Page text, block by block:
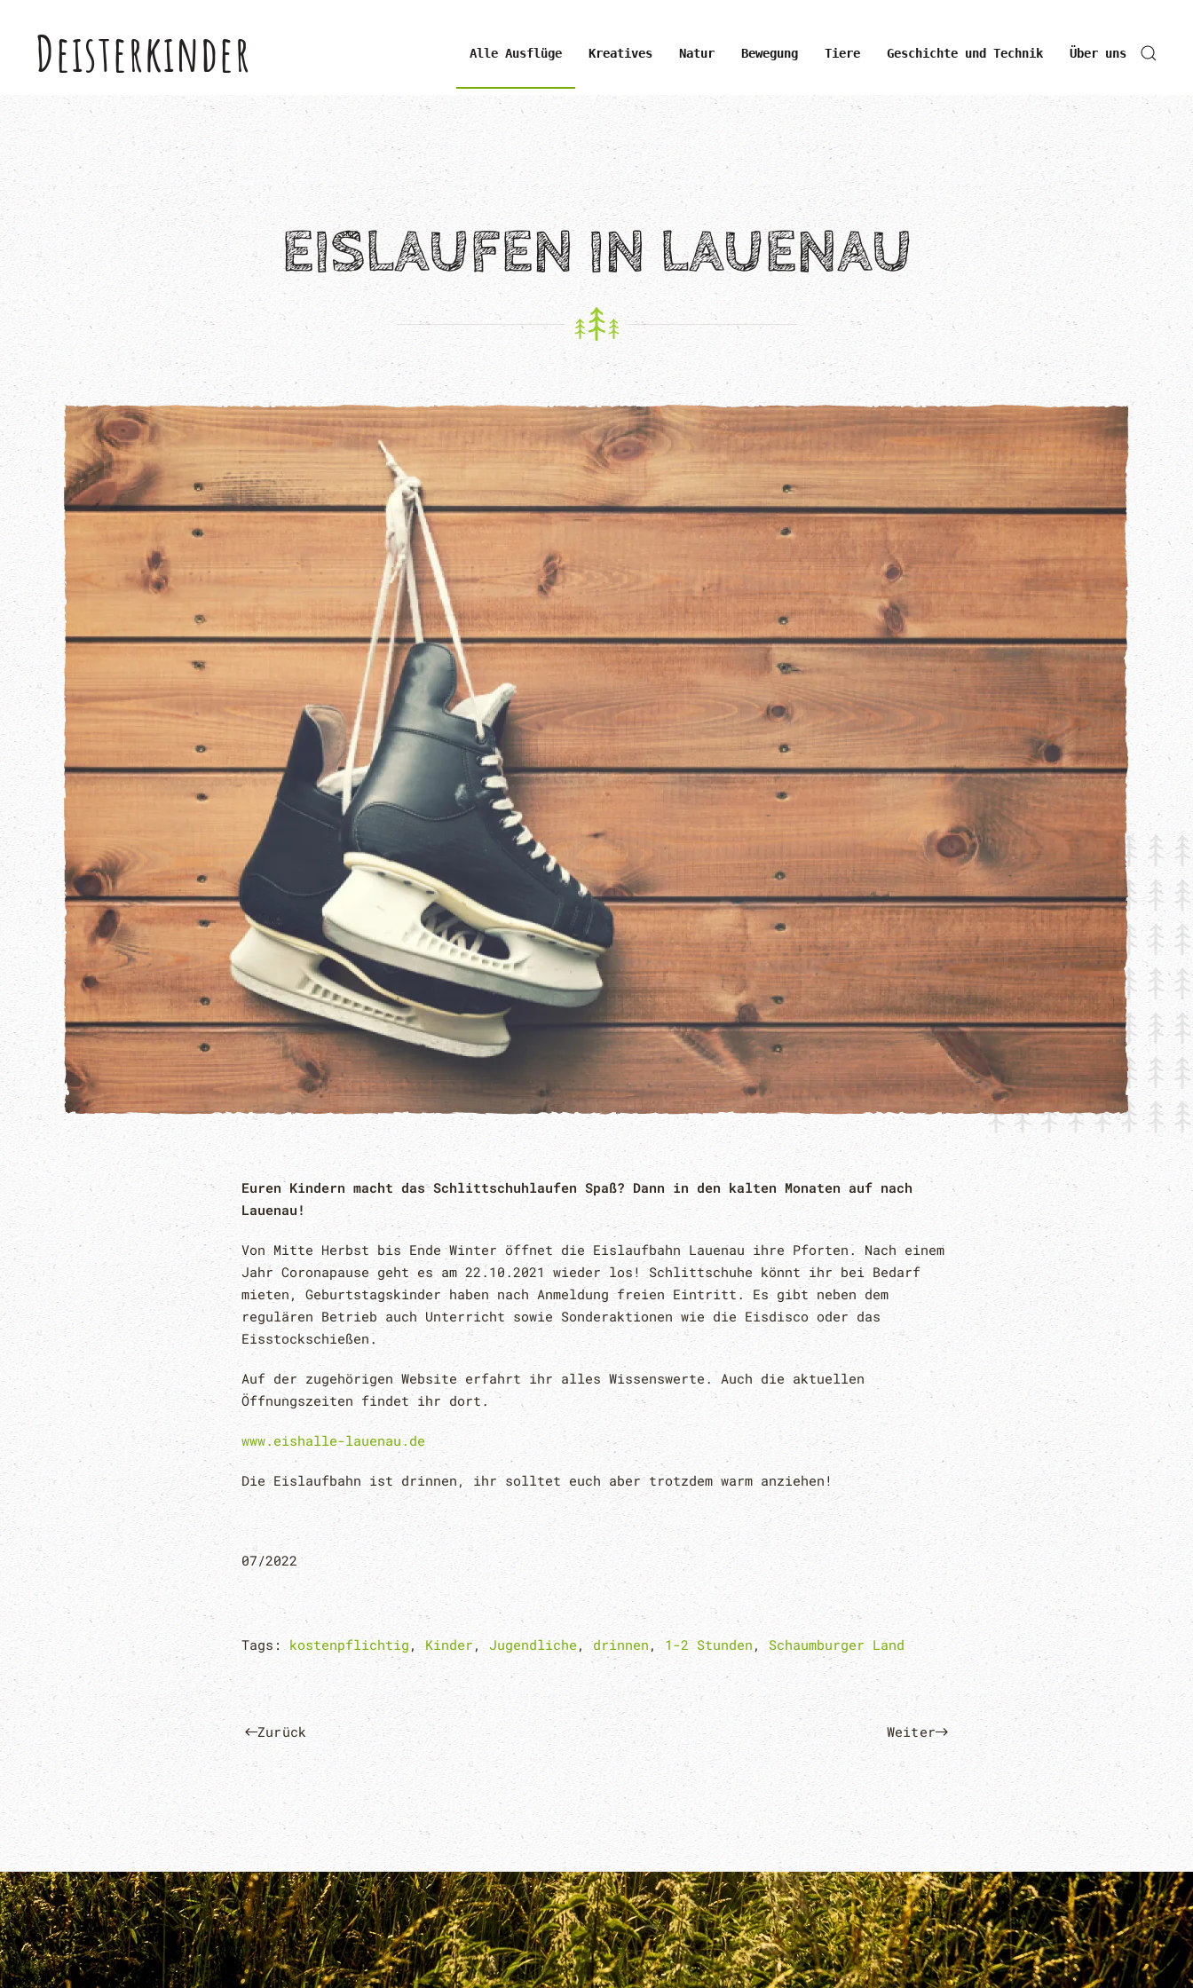
Skip to main content
Deisterkinder Alle Ausflüge Kreatives Natur Bewegung Tiere Geschichte und Technik Über uns
EISLAUFEN IN LAUENAU
Euren Kindern macht das Schlittschuhlaufen Spaß? Dann in den kalten Monaten auf nach
Lauenau!
Von Mitte Herbst bis Ende Winter öffnet die Eislaufbahn Lauenau ihre Pforten. Nach einem
Jahr Coronapause geht es am 22.10.2021 wieder los! Schlittschuhe könnt ihr bei Bedarf
mieten, Geburtstagskinder haben nach Anmeldung freien Eintritt. Es gibt neben dem
regulären Betrieb auch Unterricht sowie Sonderaktionen wie die Eisdisco oder das
Eisstockschießen.
Auf der zugehörigen Website erfahrt ihr alles Wissenswerte. Auch die aktuellen
Öffnungszeiten findet ihr dort.
www.eishalle-lauenau.de
Die Eislaufbahn ist drinnen, ihr solltet euch aber trotzdem warm anziehen!
07/2022
Tags: kostenpflichtig ,Kinder , Jugendliche ,drinnen , 1-2 Stunden , Schaumburger Land
Zurück Weiter